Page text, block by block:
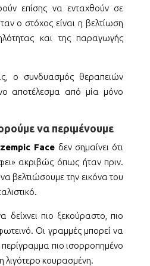
επίσης να ενταχθούν σε
ο στόχος είναι η βελτίωση
και της παραγωγής
ο συνδυασμός θεραπειών
αποτέλεσμα από μία μόνο
να περιμένουμε
Face δεν σημαίνει ότι
ακριβώς όπως ήταν πριν.
βελτιώσουμε την εικόνα του
πιο ξεκούραστο, πιο
Οι γραμμές μπορεί να
περίγραμμα πιο ισορροπημένο
λιγότερο κουρασμένη.